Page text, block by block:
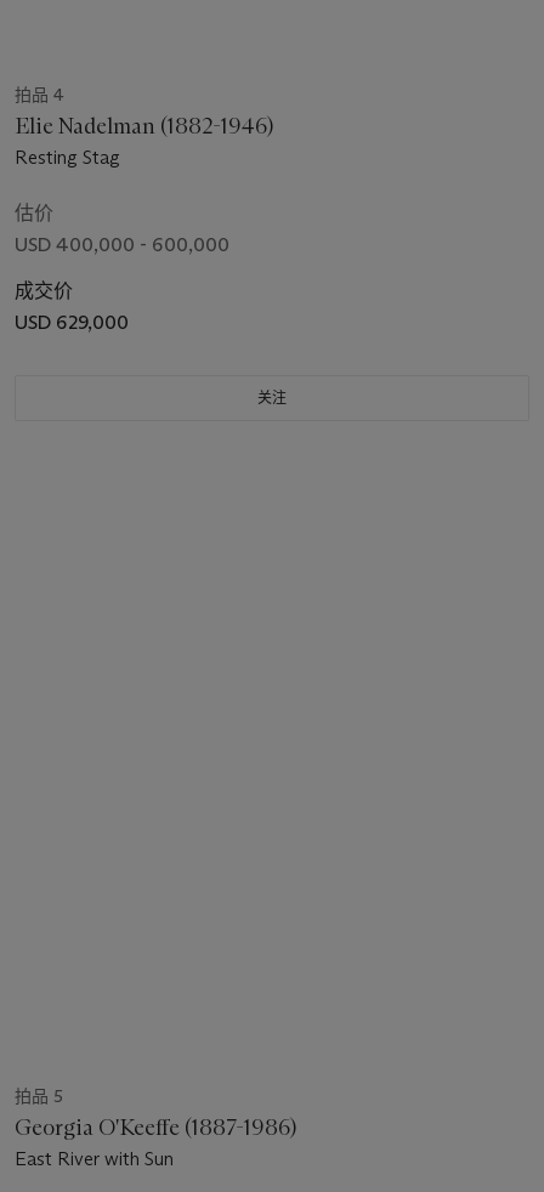
拍品 4
Elie Nadelman (1882-1946)
Resting Stag
估价
USD 400,000 - 600,000
成交价
USD 629,000
关注
拍品 5
Georgia O'Keeffe (1887-1986)
East River with Sun